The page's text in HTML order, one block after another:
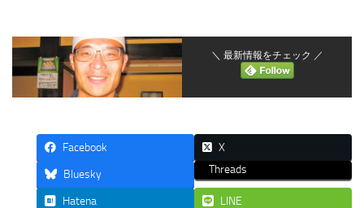
＼ 最新情報をチェック ／
Facebook X
Bluesky Threads
Hatena LINE